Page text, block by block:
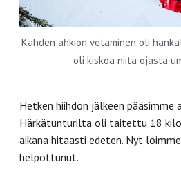
Kahden ahkion vetäminen oli
oli kiskoa niitä ojasta
Hetken hiihdon jälkeen
Härkätunturilta oli taitettu 18
aikana hitaasti edeten. Nyt
helpottunut.